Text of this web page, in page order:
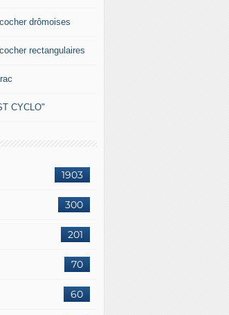
drômoises
rectangulaires
CYCLO"
1903
300
201
70
60